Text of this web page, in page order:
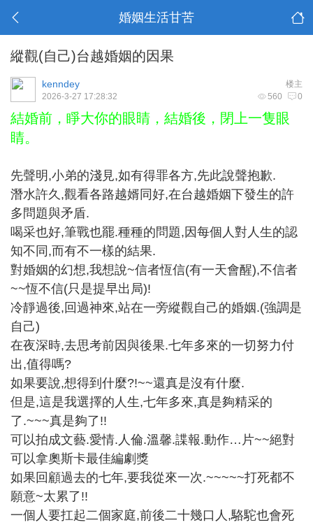
婚姻生活甘苦
縱觀(自己)台越婚姻的因果
楼主
kenndey
560 0
2026-3-27 17:28:32
結婚前，睜大你的眼睛，結婚後，閉上一隻眼
睛。
先聲明,小弟的淺見,如有得罪各方,先此說聲抱歉.
潛水許久,觀看各路越婿同好,在台越婚姻下發生的許
多問題與矛盾.
喝采也好,筆戰也罷.種種的問題,因每個人對人生的認
知不同,而有不一樣的結果.
對婚姻的幻想,我想說~信者恆信(有一天會醒),不信者
~~恆不信(只是提早出局)!
冷靜過後,回過神來,站在一旁縱觀自己的婚姻.(強調是
自己)
在夜深時,去思考前因與後果.七年多來的一切努力付
出,值得嗎?
如果要說,想得到什麼?!~~還真是沒有什麼.
但是,這是我選擇的人生,七年多來,真是夠精采的
了.~~~真是夠了!!
可以拍成文藝.愛情.人倫.溫馨.諜報.動作…片~~絕對
可以拿奧斯卡最佳編劇獎
如果回顧過去的七年,要我從來一次.~~~~~打死都不
願意~太累了!!
一個人要扛起二個家庭,前後二十幾口人,駱駝也會死